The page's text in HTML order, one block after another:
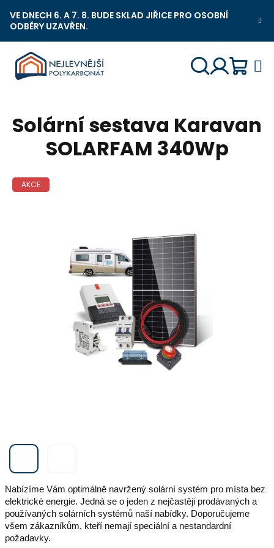
na
obsah
VE DNECH 6. A 7. 8. BUDE SKLAD JIŘICE PRO OSOBNÍ
ODBĚRY UZAVŘEN.
košík
Nabízíme Vám optimálně navržený solární systém pro místa bez
elektrické energie. Jedná se o jeden z nejčastěji prodávaných a
používaných solárních systémů naší nabídky. Doporučujeme
všem zákazníkům, kteří nemají speciální a nestandardní
požadavky.
Solární sestava Karavan
SOLARFAM 340Wp
AKCE
Nejlevnější Polykarbonát Chat